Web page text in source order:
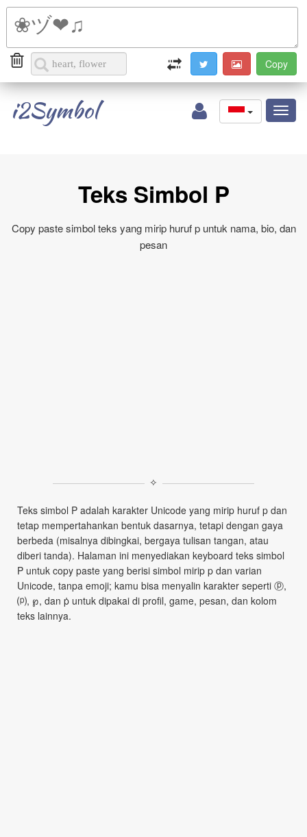
i2Symbol
Teks Simbol P
Copy paste simbol teks yang mirip huruf p untuk nama, bio, dan
pesan
✧
Teks simbol P adalah karakter Unicode yang mirip huruf p dan
tetap mempertahankan bentuk dasarnya, tetapi dengan gaya
berbeda (misalnya dibingkai, bergaya tulisan tangan, atau
diberi tanda). Halaman ini menyediakan keyboard teks simbol
P untuk copy paste yang berisi simbol mirip p dan varian
Unicode, tanpa emoji; kamu bisa menyalin karakter seperti ⓟ,
⒫, ℘, dan ṗ untuk dipakai di profil, game, pesan, dan kolom
teks lainnya.